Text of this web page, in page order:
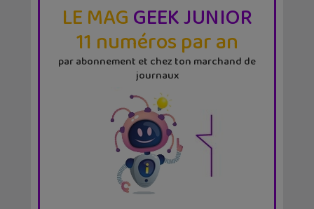
LE MAGGEEK JUNIOR
11 numéros par an
par abonnement et chez ton marchand de
journaux